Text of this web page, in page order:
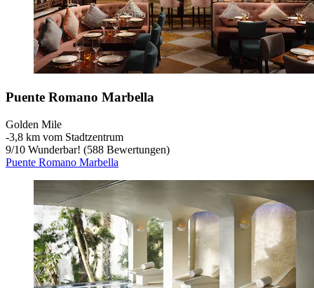
Puente Romano Marbella
Golden Mile
‐3,8 km vom Stadtzentrum
9/10 Wunderbar! (588 Bewertungen)
Puente Romano Marbella